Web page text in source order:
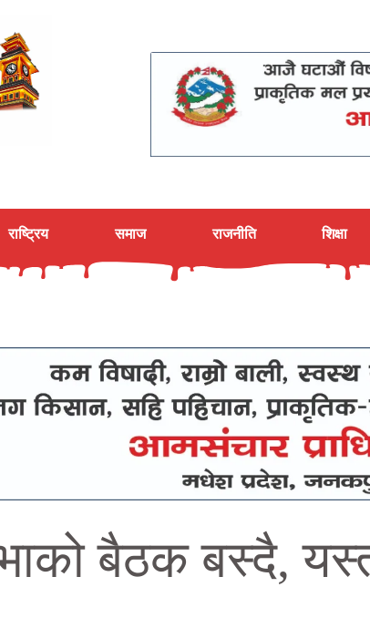
राष्ट्रिय समाज राजनीति शिक्षा
बैठक बस्दै,